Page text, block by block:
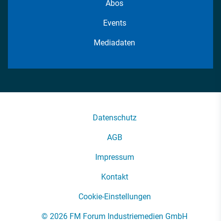
Abos
Events
Mediadaten
Datenschutz
AGB
Impressum
Kontakt
Cookie-Einstellungen
© 2026 FM Forum Industriemedien GmbH